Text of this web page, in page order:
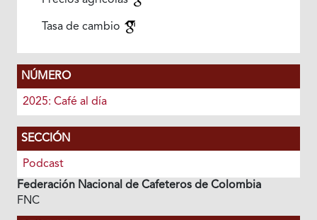
Tasa de cambio
NÚMERO
2025: Café al día
SECCIÓN
Podcast
Federación Nacional de Cafeteros de Colombia
FNC